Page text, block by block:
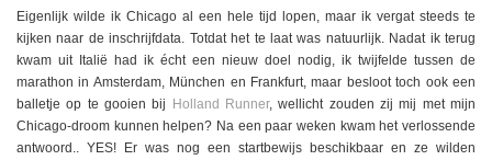
Eigenlijk wilde ik Chicago al een hele tijd lopen, maar ik vergat steeds te
kijken naar de inschrijfdata. Totdat het te laat was natuurlijk. Nadat ik terug
kwam uit Italië had ik écht een nieuw doel nodig, ik twijfelde tussen de
marathon in Amsterdam, München en Frankfurt, maar besloot toch ook een
balletje op te gooien bij
Holland Runner, wellicht zouden zij mij met mijn
Chicago-droom kunnen helpen? Na een paar weken kwam het verlossende
antwoord.. YES! Er was nog een startbewijs beschikbaar en ze wilden